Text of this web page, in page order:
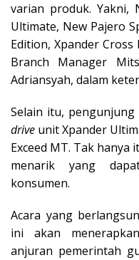
varian produk. Yakni,
Ultimate, New Pajero
Edition, Xpander Cross
Branch Manager
Adriansyah, dalam
Selain itu,
drive unit Xpander
Exceed MT. Tak
menarik yang
konsumen.
Acara yang
ini akan
anjuran pemerintah